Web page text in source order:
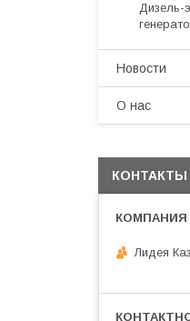
Дизель-
Новости
О нас
КОНТАКТЫ
Лидея